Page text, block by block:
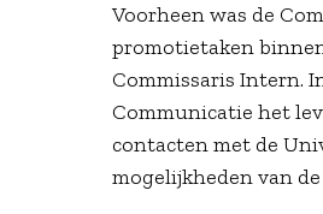
Voorheen was de
promotietaken
Commissaris Intern.
Communicatie het
contacten met de
mogelijkheden van